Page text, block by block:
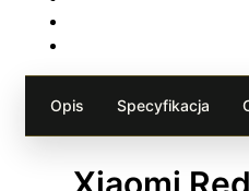
Opis Specyfikacja